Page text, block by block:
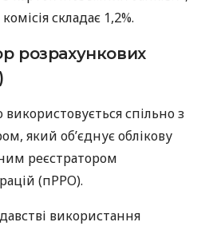
складає 1,2%.
розрахункових
використовується спільно з
який об’єднує облікову
реєстратором
(пРРО).
використання